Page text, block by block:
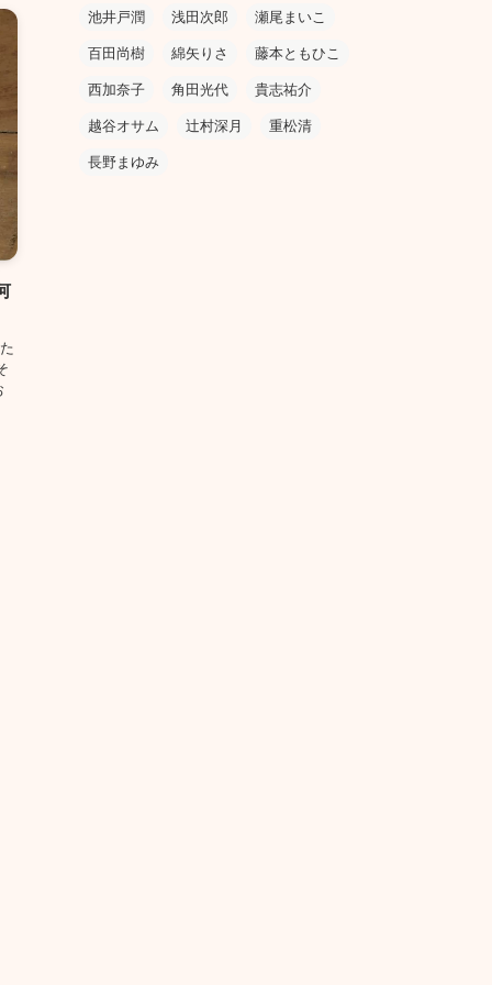
池井戸潤 浅田次郎 瀬尾まいこ
百田尚樹 綿矢りさ 藤本ともひこ
西加奈子 角田光代 貴志祐介
越谷オサム 辻村深月 重松清
長野まゆみ